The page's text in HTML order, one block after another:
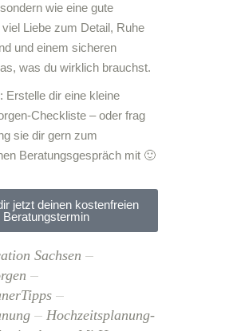
wie eine gute
Liebe zum Detail, Ruhe
und einem sicheren
was du wirklich brauchst.
: Erstelle dir eine kleine
Checkliste – oder frag
sie dir gern zum
Beratungsgespräch mit 🙂
jetzt deinen kostenfreien
Beratungstermin
Sachsen
Hochzeitsplanung-